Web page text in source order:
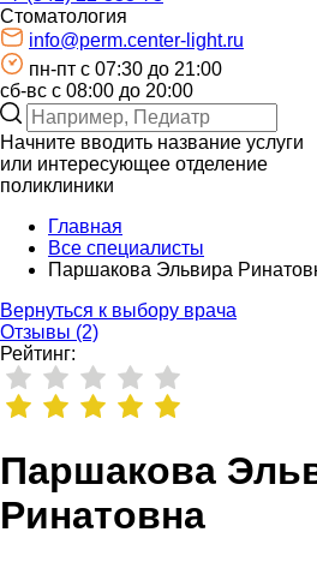
Стоматология
info@perm.center-light.ru
пн-пт c 07:30 до 21:00
сб-вс с 08:00 до 20:00
Начните вводить название услуги
или интересующее отделение
поликлиники
Главная
Все специалисты
Паршакова Эльвира
Вернуться к выбору врача
Отзывы (2)
Рейтинг:
Паршакова
Ринатовна